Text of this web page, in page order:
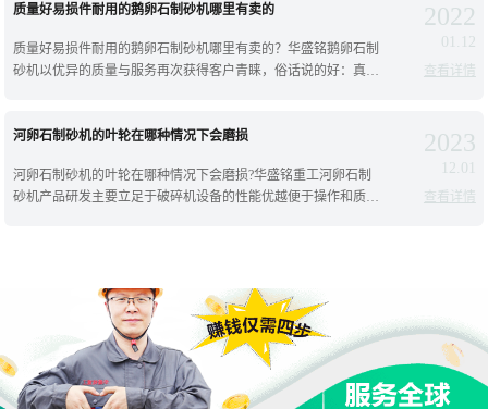
质量好易损件耐用的鹅卵石制砂机哪里有卖的
质量好易损件耐用的鹅卵石制砂机哪里有卖的？华盛铭鹅卵石制
砂机以优异的质量与服务再次获得客户青睐，俗话说的好：真金
2022
01.12
查看详情
河卵石制砂机的叶轮在哪种情况下会磨损
河卵石制砂机的叶轮在哪种情况下会磨损?华盛铭重工河卵石制
砂机产品研发主要立足于破碎机设备的性能优越便于操作和质量
2023
12.01
查看详情